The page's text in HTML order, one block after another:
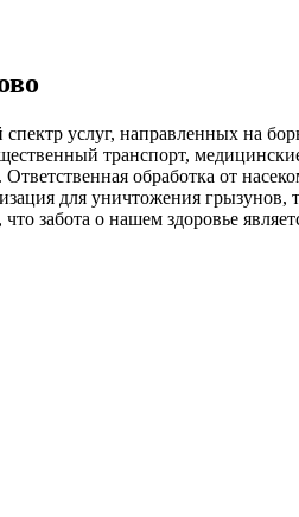
услуг, направленных на
транспорт,
обработка от
для уничтожения
забота о нашем здоровье